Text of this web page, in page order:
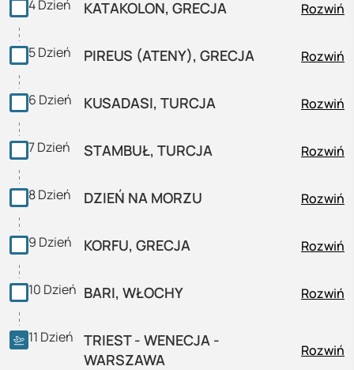
4Dzień KATAKOLON, GRECJA Rozwiń
5Dzień PIREUS (ATENY), GRECJA Rozwiń
6 Dzień KUSADASI, TURCJA Rozwiń
7Dzień STAMBUŁ, TURCJA Rozwiń
8Dzień DZIEŃ NA MORZU Rozwiń
9 Dzień KORFU, GRECJA Rozwiń
10 Dzień BARI, WŁOCHY Rozwiń
11 Dzień
TRIEST - WENECJA -
WARSZAWA
Rozwiń